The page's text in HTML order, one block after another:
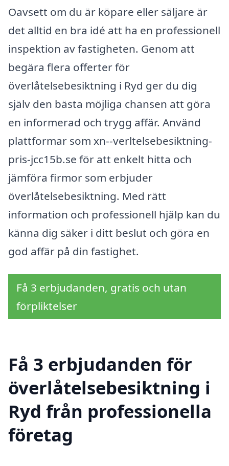
Oavsett om du är köpare eller säljare är
det alltid en bra idé att ha en professionell
inspektion av fastigheten. Genom att
begära flera offerter för
överlåtelsebesiktning i Ryd ger du dig
själv den bästa möjliga chansen att göra
en informerad och trygg affär. Använd
plattformar som xn--verltelsebesiktning-
pris-jcc15b.se för att enkelt hitta och
jämföra firmor som erbjuder
överlåtelsebesiktning. Med rätt
information och professionell hjälp kan du
känna dig säker i ditt beslut och göra en
god affär på din fastighet.
Få 3 erbjudanden, gratis och utan
förpliktelser
Få 3 erbjudanden för
överlåtelsebesiktning i
Ryd från professionella
företag